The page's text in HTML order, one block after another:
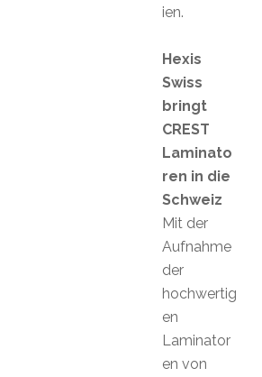
ien.
Hexis
Swiss
bringt
CREST
Laminato
ren in die
Schweiz
Mit der
Aufnahme
der
hochwertig
en
Laminator
en von